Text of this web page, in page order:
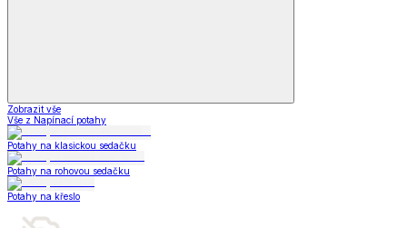
Zobrazit vše
Vše z Napínací potahy
Potahy na klasickou sedačku
Potahy na rohovou sedačku
Potahy na křeslo